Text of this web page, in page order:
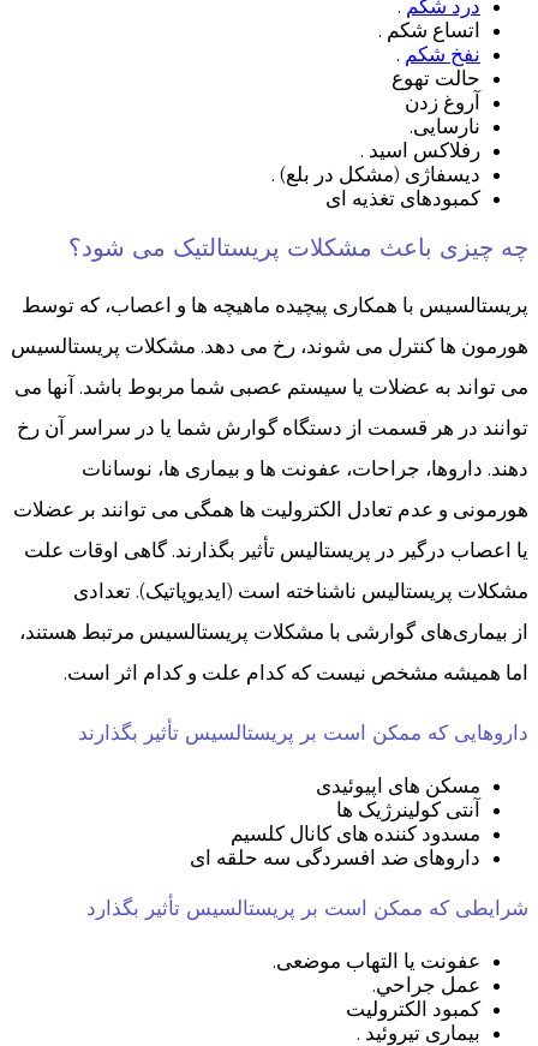
درد شکم .
اتساع شکم .
نفخ شکم .
حالت تهوع
آروغ زدن
نارسایی.
رفلاکس اسید .
دیسفاژی (مشکل در بلع) .
کمبودهای تغذیه ای
چه چیزی باعث مشکلات پریستالتیک می شود؟
پریستالسیس با همکاری پیچیده ماهیچه ها و اعصاب، که توسط
هورمون ها کنترل می شوند، رخ می دهد. مشکلات پریستالسیس
می تواند به عضلات یا سیستم عصبی شما مربوط باشد. آنها می
توانند در هر قسمت از دستگاه گوارش شما یا در سراسر آن رخ
دهند. داروها، جراحات، عفونت ها و بیماری ها، نوسانات
هورمونی و عدم تعادل الکترولیت ها همگی می توانند بر عضلات
یا اعصاب درگیر در پریستالیس تأثیر بگذارند. گاهی اوقات علت
مشکلات پریستالیس ناشناخته است (ایدیوپاتیک). تعدادی
از بیماری‌های گوارشی با مشکلات پریستالسیس مرتبط هستند،
اما همیشه مشخص نیست که کدام علت و کدام اثر است.
داروهایی که ممکن است بر پریستالسیس تأثیر بگذارند
مسکن های اپیوئیدی
آنتی کولینرژیک ها
مسدود کننده های کانال کلسیم
داروهای ضد افسردگی سه حلقه ای
شرایطی که ممکن است بر پریستالسیس تأثیر بگذارد
عفونت یا التهاب موضعی.
عمل جراحي.
کمبود الکترولیت
بیماری تیروئید .